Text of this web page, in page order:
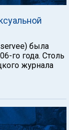
была
го года. Столь
журнала